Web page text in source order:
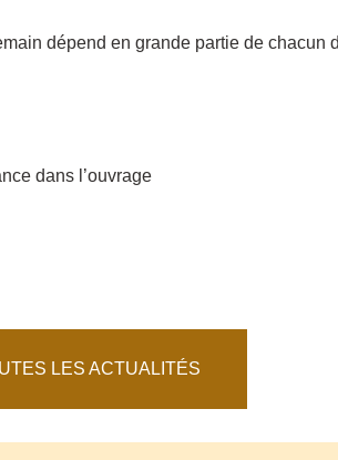
dépend en grande partie de
dans l’ouvrage
LES ACTUALITÉS